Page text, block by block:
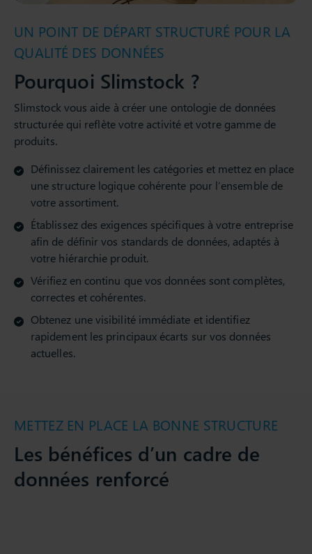
UN POINT DE DÉPART STRUCTURÉ POUR LA
QUALITÉ DES DONNÉES
Pourquoi Slimstock ?
Slimstock vous aide à créer une ontologie de données
structurée qui reflète votre activité et votre gamme de
produits.
Définissez clairement les catégories et mettez en place
une structure logique cohérente pour l’ensemble de
votre assortiment.
Établissez des exigences spécifiques à votre entreprise
afin de définir vos standards de données, adaptés à
votre hiérarchie produit.
Vérifiez en continu que vos données sont complètes,
correctes et cohérentes.
Obtenez une visibilité immédiate et identifiez
rapidement les principaux écarts sur vos données
actuelles.
METTEZ EN PLACE LA BONNE STRUCTURE
Les bénéfices d’un cadre de
données renforcé